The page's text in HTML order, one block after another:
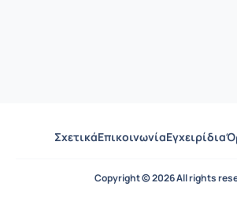
ΣχετικάΕπικοινωνίαΕγχειρίδια
Copyright © 2026 All rights